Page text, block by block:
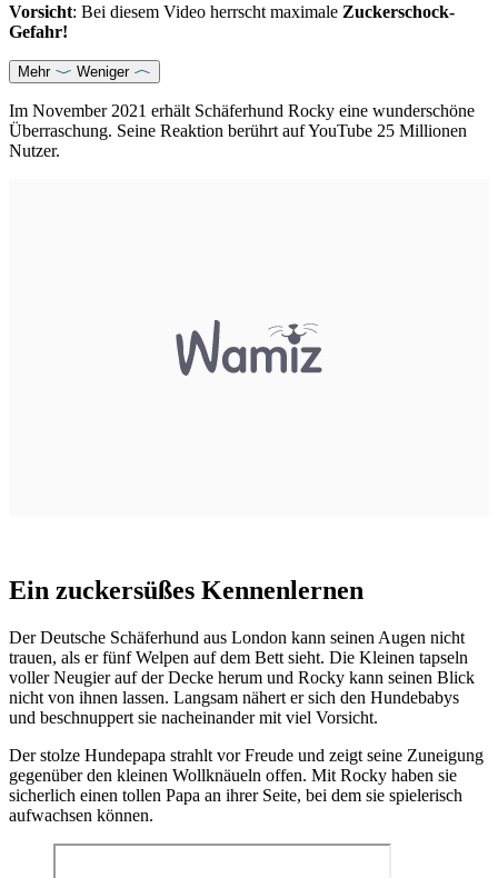
Vorsicht: Bei diesem Video herrscht maximale Zuckerschock-
Gefahr!
Mehr Weniger
Im November 2021 erhält Schäferhund Rocky eine wunderschöne
Überraschung. Seine Reaktion berührt auf YouTube 25 Millionen
Nutzer.
Ein zuckersüßes Kennenlernen
DerDeutsche Schäferhund aus London kann seinen Augen nicht
trauen, als er fünf Welpen auf dem Bett sieht. Die Kleinen tapseln
voller Neugier auf der Decke herum und Rocky kann seinen Blick
nicht von ihnen lassen. Langsam nähert er sich den Hundebabys
und beschnuppert sie nacheinander mit viel Vorsicht.
Der stolze Hundepapa strahlt vor Freude und zeigt seine Zuneigung
gegenüber den kleinen Wollknäueln offen. Mit Rocky haben sie
sicherlich einen tollen Papa an ihrer Seite, bei dem sie spielerisch
aufwachsen können.